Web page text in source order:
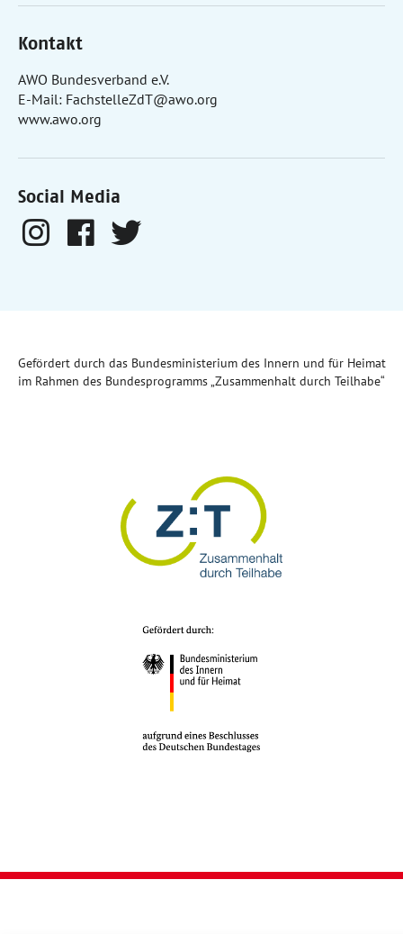
Kontakt
AWO Bundesverband e.V.
E-Mail: FachstelleZdT@awo.org
www.awo.org
Social Media
Gefördert durch das Bundesministerium des Innern und für Heimat
im Rahmen des Bundesprogramms „Zusammenhalt durch Teilhabe“